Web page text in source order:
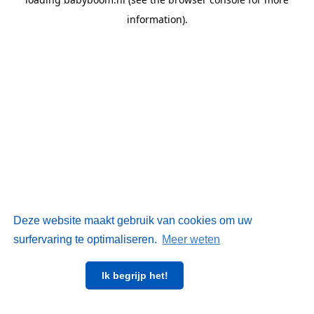
Deze website maakt gebruik van cookies om uw
surfervaring te optimaliseren. Meer weten
Ik begrijp het!
information).